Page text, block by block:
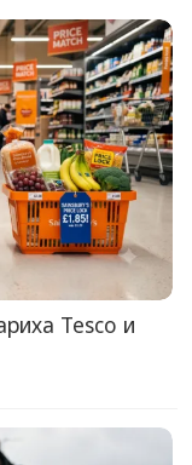
Tesco и